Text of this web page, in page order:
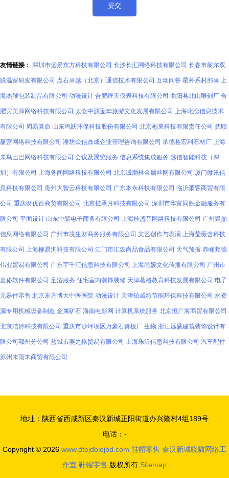
友情链接： 深圳市远景东方科技有限公司 长沙长汇网络科技有限公司 长春市耐尔双
膜温室研发有限公司 点石卓越（北京）通信技术有限公司 互动问答 星外系村部落 上
海杰耀包装制品有限公司 动漫设计 合肥祥天仪表科技有限公司 曲阳县北山雕刻厂 合
肥宾美师网络科技有限公司 太仓中源宝华旅游文化发展有限公司 上海叱恋信息技术
有限公司 周易算命 山东鸿跃环保科技股份有限公司 北京彬果科技有限责任公司 抚顺
赢营网络科技有限公司 潍坊众信鼎成企业管理咨询有限公司 承德县宏利石材厂 上海
未鸟巴巴网络科技有限公司 会议及展览服务 信息系统集成服务 越信智能科技（深
圳）有限公司 上海务间网络科技有限公司 北京诚渤林金属丝网有限公司 厦门微讯信
息科技有限公司 贵州大智云科技有限公司 广东本永科技有限公司 临沂萧客商贸有限
公司 重庆财优百商贸有限公司 北京揽承月科技有限公司 深圳市华富同胜金融服务有
限公司 平面设计 山东中聚电子商务有限公司 上海桂盏音网络科技有限公司 广州聚鼎
信息网络有限公司 广州市境生财商务服务有限公司 文艺创作与表演 上海莹薇含科技
有限公司 上海柳易洵科技有限公司 江门市汇农尚品食品有限公司 天气预报 赤峰邦德
伟业贸易有限公司 广东宇千汇信息科技有限公司 上海尚媛文化传播有限公司 广州市
嘉伈软件有限公司 足浴服务 住宅室内装饰装修 天津茗格教育科技发展有限公司 电子
元器件零售 北京东方博大中医医院 动漫设计 天津铂威特节能环保科技有限公司 水资
源专用机械设备制造 金属矿石 海南电影网 计算机系统服务 北京恒广海商贸有限公司
北京洁婷科技有限公司 重庆市沙坪坝区万豪石膏板厂 生物 浙江远盛建筑装饰设计有
限公司鄞州分公司 盐城市燕之格贸易有限公司 上海乐沂信息科技有限公司 汽车配件
苏州未雨末商贸有限公司
地址：陕西省西咸新区秦汉新城正阳街道办兴隆村4组189号
电话：-
Copyright © 2026 www.dtojdbiojbd.com 鞋帽零售 秦汉新城晓啸网络工
作室 鞋帽零售 版权所有 Sitemap